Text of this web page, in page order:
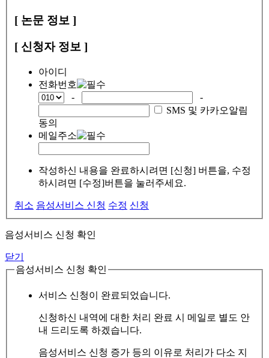
[ 논문 정보 ]
[ 신청자 정보 ]
아이디
전화번호
-
-
SMS 및 카카오알림
동의
메일주소
작성하신 내용을 완료하시려면 [신청] 버튼을, 수정
하시려면 [수정]버튼을 눌러주세요.
취소 음성서비스 신청 수정 신청
음성서비스 신청 확인
닫기
음성서비스 신청 확인
서비스 신청이 완료되었습니다.
신청하신 내역에 대한 처리 완료 시 메일로 별도 안
내 드리도록 하겠습니다.
음성서비스 신청 증가 등의 이유로 처리가 다소 지